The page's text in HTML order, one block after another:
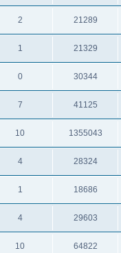
2 21289
1 21329
0 30344
7 41125
10 1355043
4 28324
1 18686
4 29603
10 64822